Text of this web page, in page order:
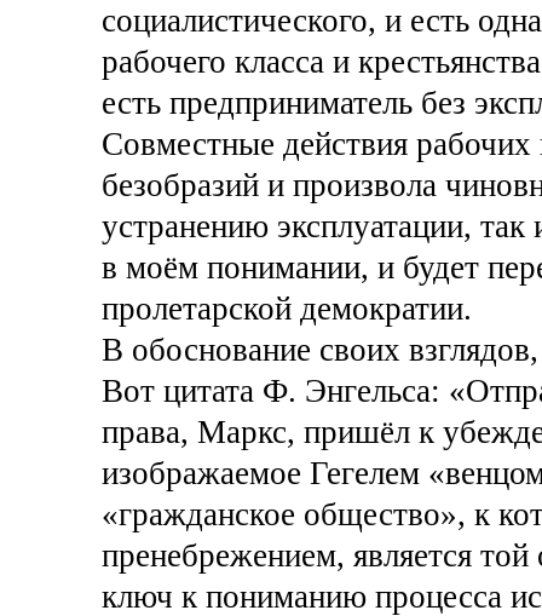
социалистического, и есть
рабочего класса и
есть предприниматель без
Совместные действия
безобразий и произвола
устранению эксплуатации,
в моём понимании, и будет
пролетарской демократии.
В обоснование своих
Вот цитата Ф. Энгельса:
права, Маркс, пришёл к
изображаемое Гегелем
«гражданское общество», к
пренебрежением, является той
ключ к пониманию процесса